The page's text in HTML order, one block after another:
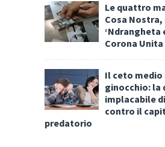
Le quattro
Cosa
‘Ndrangheta
Corona Unita
Il ceto medio
ginocchio: la
implacabile
contro il
predatorio